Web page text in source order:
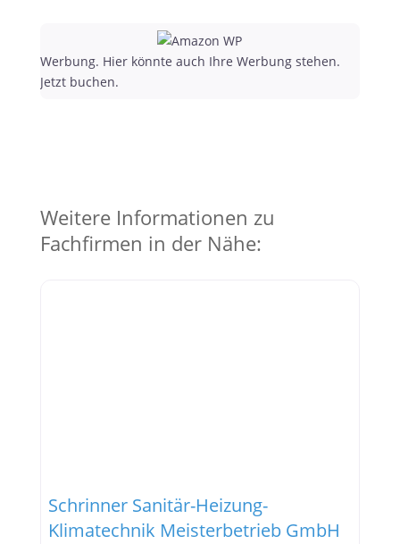
Werbung. Hier könnte auch Ihre Werbung stehen.
Jetzt buchen.
Weitere Informationen zu
Fachfirmen in der Nähe:
Schrinner Sanitär-Heizung-
Klimatechnik Meisterbetrieb GmbH